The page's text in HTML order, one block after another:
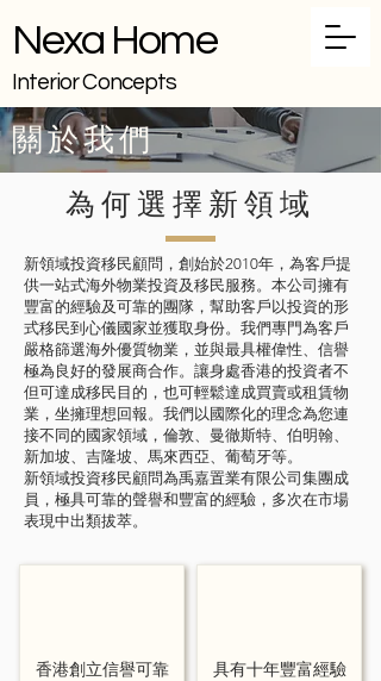
Nexa Home
Interior Concepts
關於我們
為何選擇新領域
新領域投資移民顧問，創始於2010年，為客戶提
供一站式海外物業投資及移民服務。本公司擁有
豐富的經驗及可靠的團隊，幫助客戶以投資的形
式移民到心儀國家並獲取身份。我們專門為客戶
嚴格篩選海外優質物業，並與最具權偉性、信譽
極為良好的發展商合作。讓身處香港的投資者不
但可達成移民目的，也可輕鬆達成買賣或租賃物
業，坐擁理想回報。我們以國際化的理念為您連
接不同的國家領域，倫敦、曼徹斯特、伯明翰、
新加坡、吉隆坡、馬來西亞、葡萄牙等。
新領域投資移民顧問為禹嘉置業有限公司集團成
員，極具可靠的聲譽和豐富的經驗，多次在市場
表現中出類拔萃。
香港創立信譽可靠 具有十年豐富經驗